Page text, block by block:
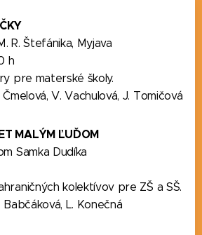
R. Štefánika, Myjava
h
pre materské školy.
V. Vachulová, J. Tomičová
MALÝM ĽUĎOM
Samka Dudíka
kolektívov pre ZŠ a SŠ.
L. Konečná